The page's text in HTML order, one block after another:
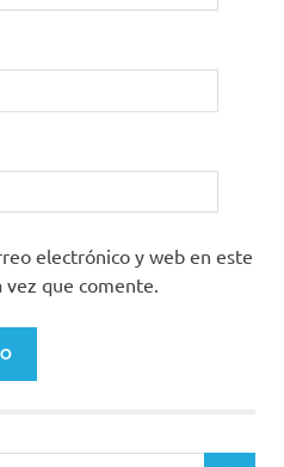
electrónico y web en este
vez que comente.